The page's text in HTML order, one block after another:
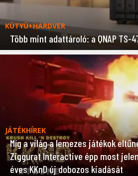
KÜTYÜ+HARDVER
Több mint adattároló: a QNAP TS-
JÁTÉKHÍREK
Míg a világ a lemezes játékok
Ziggurat Interactive épp most
éves KKnD új dobozos kiadását